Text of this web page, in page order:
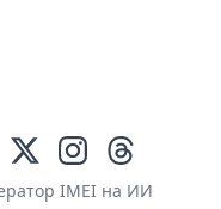
x instagramthreads
IMEI на ИИ